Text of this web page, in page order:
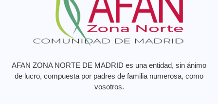
AFAN ZONA NORTE DE MADRID es una entidad, sin ánimo
de lucro, compuesta por padres de familia numerosa, como
vosotros.